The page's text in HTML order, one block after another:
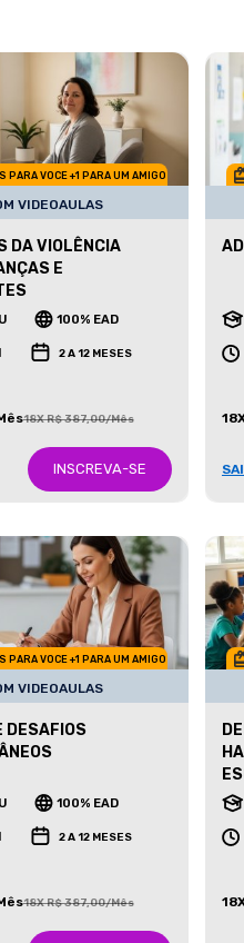
PARA VOCE +1 PARA UM AMIGO
VIDEOAULAS
DA VIOLÊNCIA
E
100% EAD
2 A 12 MESES
18X R$ 387,00/Mês
INSCREVA-SE
PARA VOCE +1 PARA UM AMIGO
VIDEOAULAS
DESAFIOS
100% EAD
2 A 12 MESES
18X R$ 387,00/Mês